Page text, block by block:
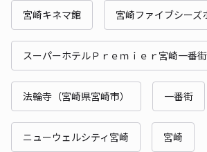
宮崎キネマ館 宮崎ファイブシーズ
スーパーホテルＰｒｅｍｉｅｒ宮崎一番
法輪寺（宮崎県宮崎市） 一番街
ニューウェルシティ宮崎 宮崎